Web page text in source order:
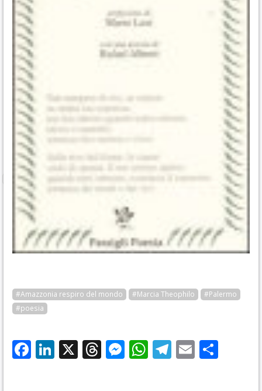
#Amazzonia respiro del mondo #Marcia Theophilo
#Palermo
#poesia
Facebook
LinkedIn
X Threads
Messenger
WhatsApp
Telegram
Email